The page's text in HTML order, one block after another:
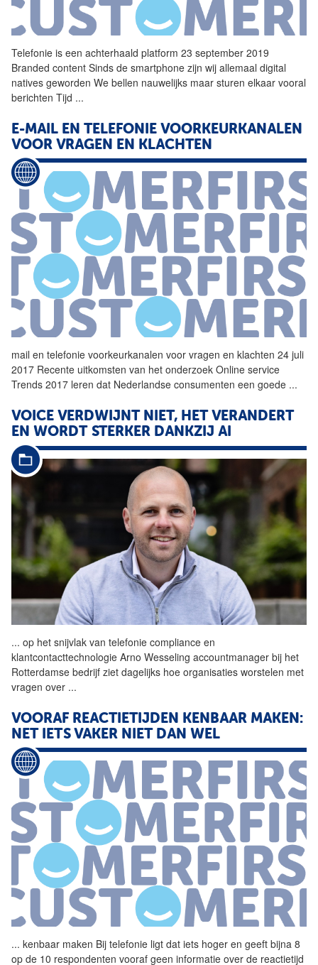
Telefonie is een achterhaald platform 23 september 2019
Branded content Sinds de smartphone zijn wij allemaal digital
natives geworden We bellen nauwelijks maar sturen elkaar vooral
berichten Tijd ...
E-MAIL EN TELEFONIE VOORKEURKANALEN
VOOR VRAGEN EN KLACHTEN
mail en telefonie voorkeurkanalen voor vragen en klachten 24 juli
2017 Recente uitkomsten van het onderzoek Online service
Trends 2017 leren dat Nederlandse consumenten een goede ...
VOICE VERDWIJNT NIET, HET VERANDERT
EN WORDT STERKER DANKZIJ AI
... op het snijvlak van telefonie compliance en
klantcontacttechnologie Arno Wesseling accountmanager bij het
Rotterdamse bedrijf ziet dagelijks hoe organisaties worstelen met
vragen over ...
VOORAF REACTIETIJDEN KENBAAR MAKEN:
NET IETS VAKER NIET DAN WEL
... kenbaar maken Bij telefonie ligt dat iets hoger en geeft bijna 8
op de 10 respondenten vooraf geen informatie over de reactietijd